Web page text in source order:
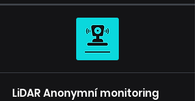
LiDAR Anonymní monitoring